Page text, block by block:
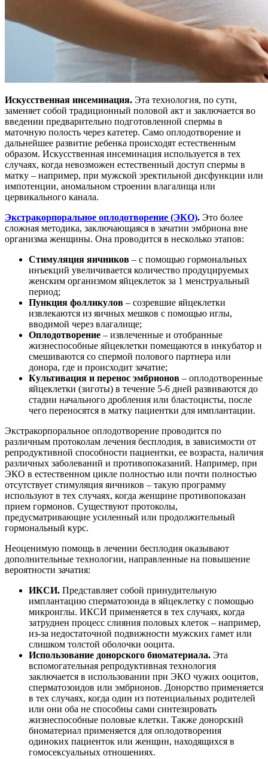
Искусственная инсеминация. Эта технология, по сути,
заменяет собой традиционный половой акт и заключается во
введении предварительно подготовленной спермы в
маточную полость через катетер. Само оплодотворение и
дальнейшее развитие ребенка происходят естественным
образом. Искусственная инсеминация используется в тех
случаях, когда невозможен естественный доступ спермы в
матку – например, при мужской эректильной дисфункции или
импотенции, аномальном строении влагалища или
цервикального канала.
Экстракорпоральное оплодотворение (ЭКО). Это более
сложная методика, заключающаяся в зачатии эмбриона вне
организма женщины. Она проводится в несколько этапов:
Стимуляция яичников – с помощью гормональных
инъекций увеличивается количество продуцируемых
женским организмом яйцеклеток за 1 менструальный
период;
Пункция фолликулов – созревшие яйцеклетки
извлекаются из яичных мешков с помощью иглы,
вводимой через влагалище;
Оплодотворение – извлеченные и отобранные
жизнеспособные яйцеклетки помещаются в инкубатор и
смешиваются со спермой полового партнера или
донора, где и происходит зачатие;
Культивация и перенос эмбрионов – оплодотворенные
яйцеклетки (зиготы) в течение 5-6 дней развиваются до
стадии начального дробления или бластоцисты, после
чего переносятся в матку пациентки для имплантации.
Экстракорпоральное оплодотворение проводится по
различным протоколам лечения бесплодия, в зависимости от
репродуктивной способности пациентки, ее возраста, наличия
различных заболеваний и противопоказаний. Например, при
ЭКО в естественном цикле полностью или почти полностью
отсутствует стимуляция яичников – такую программу
используют в тех случаях, когда женщине противопоказан
прием гормонов. Существуют протоколы,
предусматривающие усиленный или продолжительный
гормональный курс.
Неоценимую помощь в лечении бесплодия оказывают
дополнительные технологии, направленные на повышение
вероятности зачатия:
ИКСИ. Представляет собой принудительную
имплантацию сперматозоида в яйцеклетку с помощью
микроиглы. ИКСИ применяется в тех случаях, когда
затруднен процесс слияния половых клеток – например,
из-за недостаточной подвижности мужских гамет или
слишком толстой оболочки ооцита.
Использование донорского биоматериала. Эта
вспомогательная репродуктивная технология
заключается в использовании при ЭКО чужих ооцитов,
сперматозоидов или эмбрионов. Донорство применяется
в тех случаях, когда один из потенциальных родителей
или они оба не способны сами синтезировать
жизнеспособные половые клетки. Также донорский
биоматериал применяется для оплодотворения
одиноких пациенток или женщин, находящихся в
гомосексуальных отношениях.